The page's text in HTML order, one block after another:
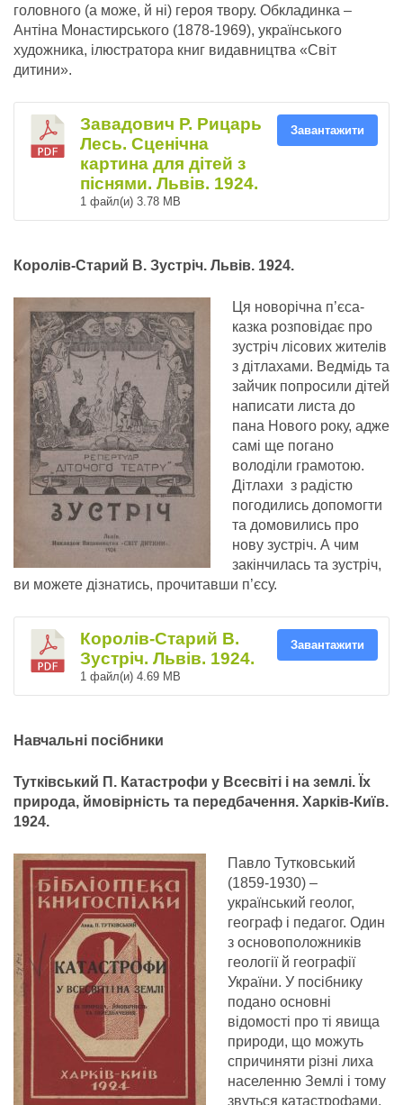
головного (а може, й ні) героя твору. Обкладинка –
Антіна Монастирського (1878-1969), українського
художника, ілюстратора книг видавництва «Світ
дитини».
Завадович Р. Рицарь
Лесь. Сценічна
картина для дітей з
піснями. Львів. 1924.
1 файл(и) 3.78 MB
Завантажити
Королів-Старий В. Зустріч. Львів. 1924.
Ця новорічна п’єса-
казка розповідає про
зустріч лісових жителів
з дітлахами. Ведмідь та
зайчик попросили дітей
написати листа до
пана Нового року, адже
самі ще погано
володіли грамотою.
Дітлахи з радістю
погодились допомогти
та домовились про
нову зустріч. А чим
закінчилась та зустріч,
ви можете дізнатись, прочитавши п’єсу.
Королів-Старий В.
Зустріч. Львів. 1924.
1 файл(и) 4.69 MB
Завантажити
Навчальні посібники
Тутківський П. Катастрофи у Всесвіті і на землі. Їх
природа, ймовірність та передбачення. Харків-Київ.
1924.
Павло Тутковський
(1859-1930) –
український геолог,
географ і педагог. Один
з основоположників
геології й географії
України. У посібнику
подано основні
відомості про ті явища
природи, що можуть
спричиняти різні лиха
населенню Землі і тому
звуться катастрофами,